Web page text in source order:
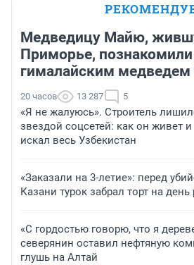
Медведицу Майю,
Приморье,
гималайским
20 часов 13 287 5
«Я не жалуюсь». Строитель
звездой соцсетей: как он живет
искал весь Узбекистан
«Заказали на 3-летие»: перед
Казани турок забрал торт на
«С гордостью говорю, что я
северянин оставил нефтяную
глушь на Алтай